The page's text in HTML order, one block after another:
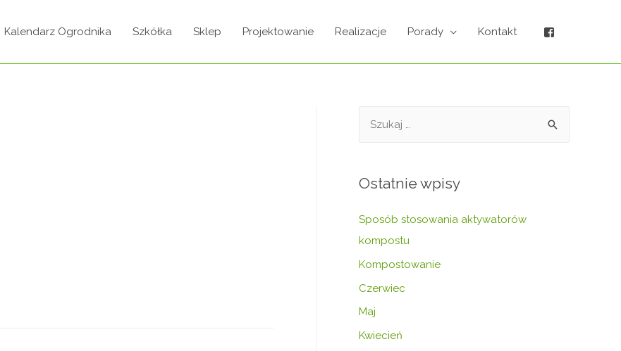
Kalendarz Ogrodnika Szkółka Sklep Projektowanie Realizacje Porady Kontakt
Ostatnie wpisy
Sposób stosowania aktywatorów
kompostu
Kompostowanie
Czerwiec
Maj
Kwiecień